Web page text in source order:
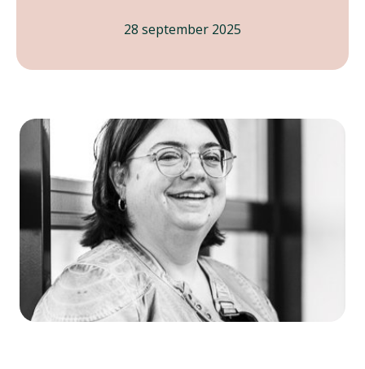
28 september 2025